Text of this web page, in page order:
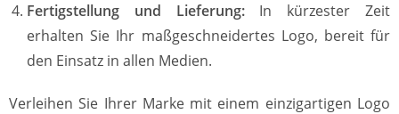
Fertigstellung und Lieferung:In kürzester Zeit
erhalten Sie Ihr maßgeschneidertes Logo, bereit für
den Einsatz in allen Medien.
Verleihen Sie Ihrer Marke mit einem einzigartigen Logo